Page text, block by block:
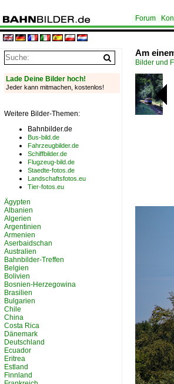
Forum
Am
Bilder und
Lade Deine Bilder hoch!
Jeder kann mitmachen, kostenlos!
Weitere Bilder-Themen:
Bahnbilder.de
Bus-bild.de
Fahrzeugbilder.de
Schiffbilder.de
Flugzeug-bild.de
Staedte-fotos.de
Landschaftsfotos.eu
Tier-fotos.eu
Ägypten
Albanien
Algerien
Argentinien
Armenien
Aserbaidschan
Australien
Bahnbilder-Treffen
Belgien
Bolivien
Bosnien-Herzegowina
Brasilien
Bulgarien
Chile
China
Costa Rica
Dänemark
Deutschland
Ecuador
Eritrea
Estland
Finnland